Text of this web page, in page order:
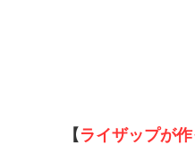
【ライザップが